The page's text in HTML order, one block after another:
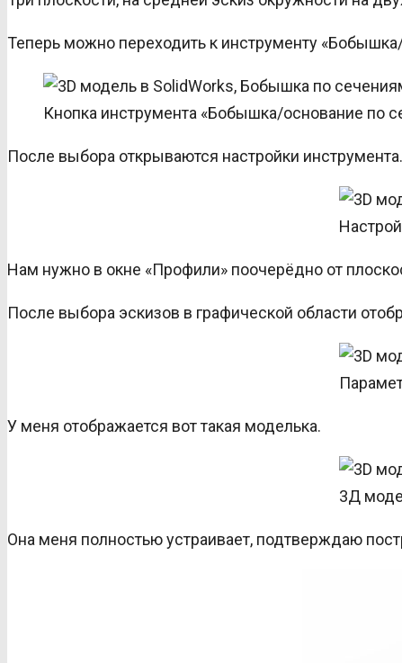
Теперь можно переходить к инструменту
Кнопка инструмента «Бобышка/основание по
После выбора открываются настройки инструмента.
Нам нужно в окне «Профили» поочерёдно от
После выбора эскизов в графической области
У меня отображается вот такая моделька.
3Д
Она меня полностью устраивает, подтверждаю